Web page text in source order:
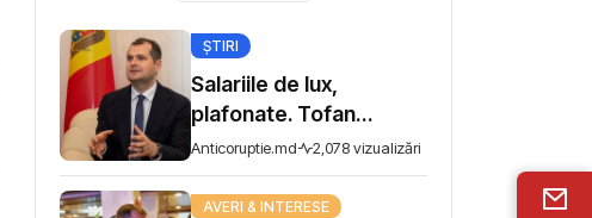
ȘTIRI
Salariile de lux,
plafonate. Tofan
propune moratoriu
pentru prime și
bonusuri
Anticoruptie.md 2,078 vizualizări
AVERI & INTERESE